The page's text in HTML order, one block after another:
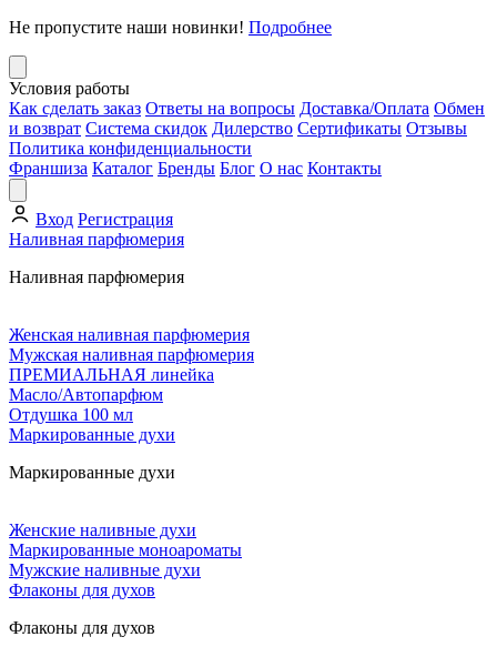
Не пропустите наши новинки! Подробнее
Условия работы
Как сделать заказ Ответы на вопросы Доставка/Оплата Обмен
и возврат Система скидок Дилерство Сертификаты Отзывы
Политика конфиденциальности
Франшиза Каталог Бренды Блог О нас Контакты
Вход Регистрация
Наливная парфюмерия
Наливная парфюмерия
Женская наливная парфюмерия
Мужская наливная парфюмерия
ПРЕМИАЛЬНАЯ линейка
Масло/Автопарфюм
Отдушка 100 мл
Маркированные духи
Маркированные духи
Женские наливные духи
Маркированные моноароматы
Мужские наливные духи
Флаконы для духов
Флаконы для духов